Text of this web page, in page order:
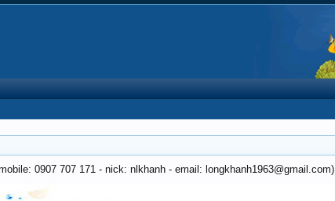
0907 707 171 - nick: nlkhanh - email: longkhanh1963@gmail.com)